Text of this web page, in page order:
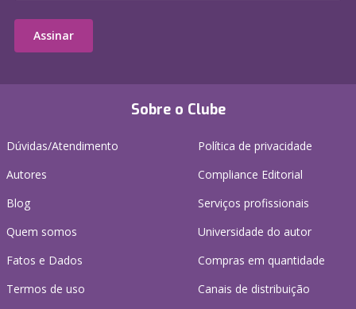
Sobre o Clube
Dúvidas/Atendimento
Autores
Blog
Quem somos
Fatos e Dados
Termos de uso
Política de privacidade
Compliance Editorial
Serviços profissionais
Universidade do autor
Compras em quantidade
Canais de distribuição
Assinar